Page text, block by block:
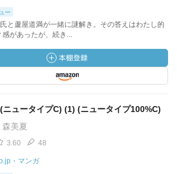
ー
と蘆屋道満が一緒に謎解き。その答えはわたし的
感があったが、続き...
ニュータイプC) (1) (ニュータイプ100%C)
森美夏
3.60 48
・マンガ